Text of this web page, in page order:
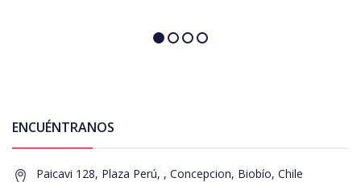
ENCUÉNTRANOS
Paicavi 128, Plaza Perú, , Concepcion, Biobío, Chile